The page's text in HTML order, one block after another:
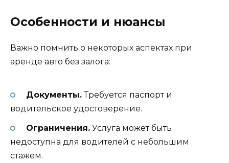
Особенности и нюансы
Важно помнить о некоторых аспектах при
аренде авто без залога:
Документы.Требуется паспорт и
водительское удостоверение.
Ограничения.Услуга может быть
недоступна для водителей с небольшим
стажем.